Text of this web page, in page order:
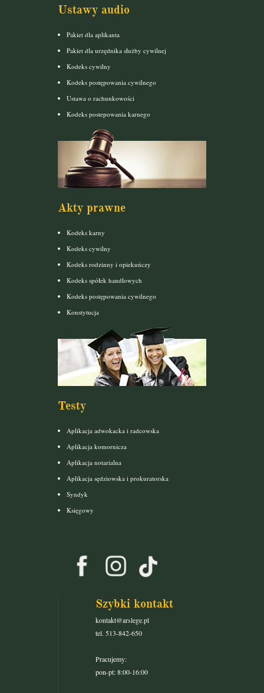
Ustawy audio
Pakiet dla aplikanta
Pakiet dla urzędnika służby cywilnej
Kodeks cywilny
Kodeks postępowania cywilnego
Ustawa o rachunkowości
Kodeks postepowania karnego
Akty prawne
Kodeks karny
Kodeks cywilny
Kodeks rodzinny i opiekuńczy
Kodeks spółek handlowych
Kodeks postępowania cywilnego
Konstytucja
Testy
Aplikacja adwokacka i radcowska
Aplikacja komornicza
Aplikacja notarialna
Aplikacja sędziowska i prokuratorska
Syndyk
Księgowy
Szybki kontakt
kontakt@arslege.pl
tel. 513-842-650
Pracujemy:
pon-pt: 8:00-16:00